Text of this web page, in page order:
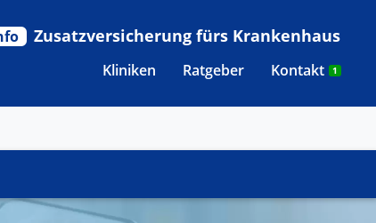
Kliniken
Ratgeber Kontakt 1
Zusatzversicherung fürs Krankenhaus